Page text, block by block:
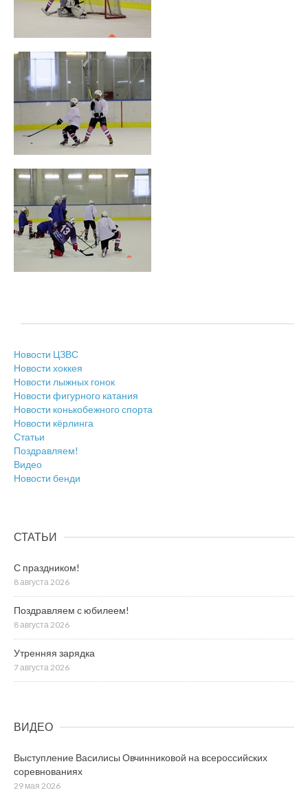
Новости ЦЗВС
Новости хоккея
Новости лыжных гонок
Новости фигурного катания
Новости конькобежного спорта
Новости кёрлинга
Статьи
Поздравляем!
Видео
Новости бенди
СТАТЬИ
С праздником!
8 августа 2026
Поздравляем с юбилеем!
8 августа 2026
Утренняя зарядка
7 августа 2026
ВИДЕО
Выступление Василисы Овчинниковой на всероссийских
соревнованиях
29 мая 2026